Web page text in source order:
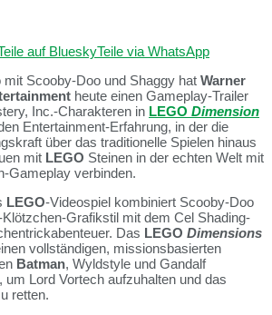
auf BlueskyTeile via WhatsApp
mit Scooby-Doo und Shaggy hat Warner
heute einen Gameplay-Trailer
Inc.-Charakteren in LEGO Dimension
Entertainment-Erfahrung, in der die
über das traditionelle Spielen hinaus
mit LEGO Steinen in der echten Welt mit
Gameplay verbinden.
LEGO-Videospiel kombiniert Scooby-Doo
Klötzchen-Grafikstil mit dem Cel Shading-
Das LEGO Dimensions
vollständigen, missionsbasierten
Batman, Wyldstyle und Gandalf
Lord Vortech aufzuhalten und das
retten.